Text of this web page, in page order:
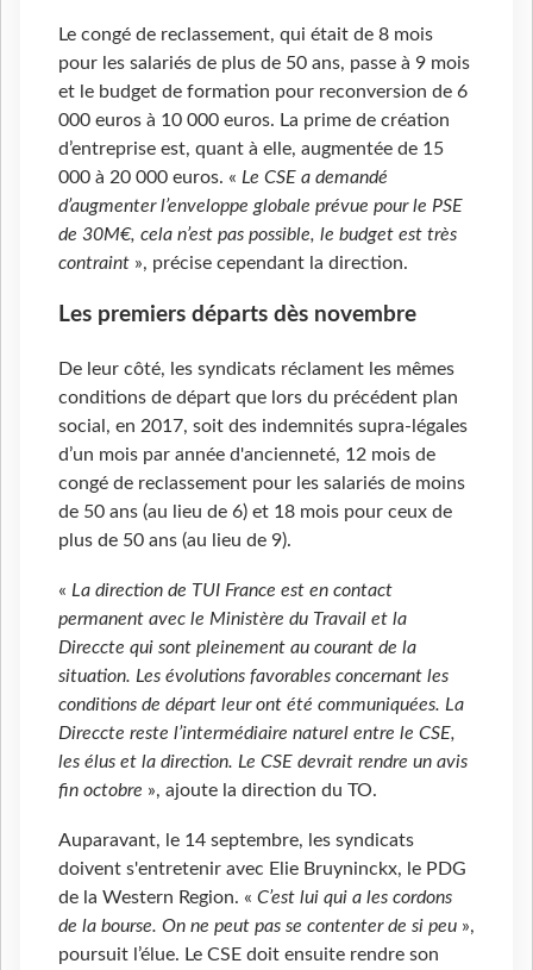
Le congé de reclassement, qui était de 8 mois
pour les salariés de plus de 50 ans, passe à 9 mois
et le budget de formation pour reconversion de 6
000 euros à 10 000 euros. La prime de création
d’entreprise est, quant à elle, augmentée de 15
000 à 20 000 euros. « Le CSE a demandé
d’augmenter l’enveloppe globale prévue pour le PSE
de 30M€, cela n’est pas possible, le budget est très
contraint », précise cependant la direction.
Les premiers départs dès novembre
De leur côté, les syndicats réclament les mêmes
conditions de départ que lors du précédent plan
social, en 2017, soit des indemnités supra-légales
d’un mois par année d'ancienneté, 12 mois de
congé de reclassement pour les salariés de moins
de 50 ans (au lieu de 6) et 18 mois pour ceux de
plus de 50 ans (au lieu de 9).
« La direction de TUI France est en contact
permanent avec le Ministère du Travail et la
Direccte qui sont pleinement au courant de la
situation. Les évolutions favorables concernant les
conditions de départ leur ont été communiquées. La
Direccte reste l’intermédiaire naturel entre le CSE,
les élus et la direction. Le CSE devrait rendre un avis
fin octobre », ajoute la direction du TO.
Auparavant, le 14 septembre, les syndicats
doivent s'entretenir avec Elie Bruyninckx, le PDG
de la Western Region. « C’est lui qui a les cordons
de la bourse. On ne peut pas se contenter de si peu »,
poursuit l’élue. Le CSE doit ensuite rendre son